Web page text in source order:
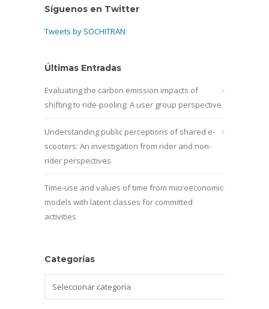
Síguenos en Twitter
Tweets by SOCHITRAN
Últimas Entradas
Evaluating the carbon emission impacts of
shifting to ride-pooling: A user group perspective
Understanding public perceptions of shared e-
scooters: An investigation from rider and non-
rider perspectives
Time-use and values of time from microeconomic
models with latent classes for committed
activities
Categorías